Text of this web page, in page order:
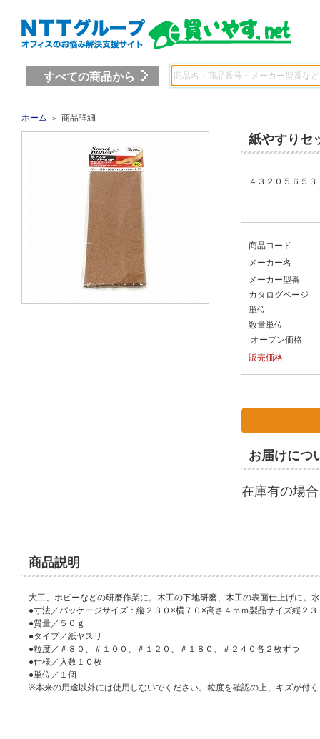
すべての商品から
ホーム ＞ 商品詳細
紙やすり
４３２０５６５
商品コード
メーカー名
メーカー型番
カタログページ
単位
数量単位
オープン価格
販売価格
お届けにつ
在庫有の場
商品説明
大工、ホビーなどの研磨作業に。木工の下地研磨、木工の表面仕上げに
●寸法／パッケージサイズ：縦２３０×横７０×高さ４ｍｍ製品サイズ縦２
●質量／５０ｇ
●タイプ／紙ヤスリ
●粒度／＃８０、＃１００、＃１２０、＃１８０、＃２４０各２枚ずつ
●仕様／入数１０枚
●単位／１個
※本来の用途以外には使用しないでください。粒度を確認の上、キズが付